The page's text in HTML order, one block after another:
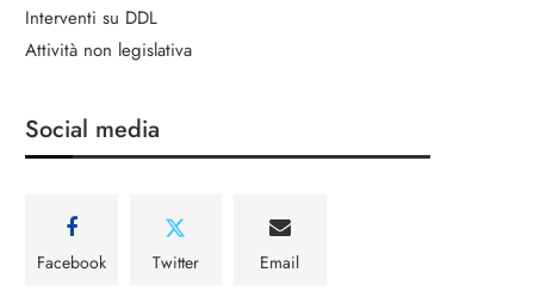
Interventi su DDL
Attività non legislativa
Social media
Facebook Twitter Email